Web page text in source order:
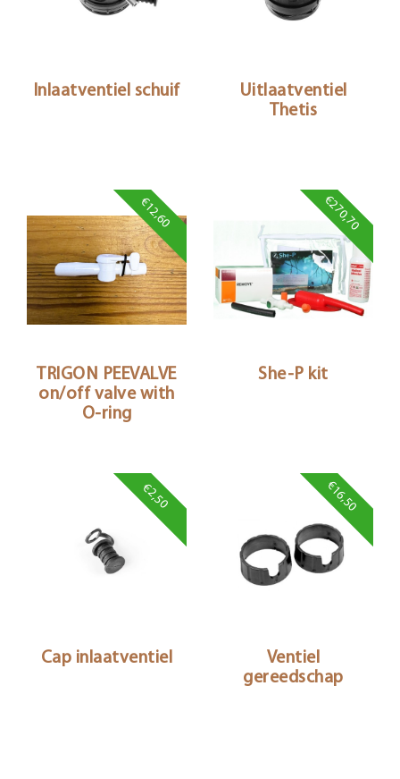
Inlaatventiel schuif
Uitlaatventiel
Thetis
€12,60
TRIGON PEEVALVE
on/off valve with
O-ring
€270,70
She-P kit
€2,50
Cap inlaatventiel
€16,50
Ventiel
gereedschap